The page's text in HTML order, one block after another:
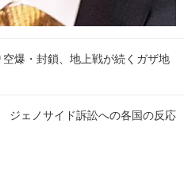
爆・封鎖、地上戦が続くガザ地
ジェノサイド訴訟への各国の反応